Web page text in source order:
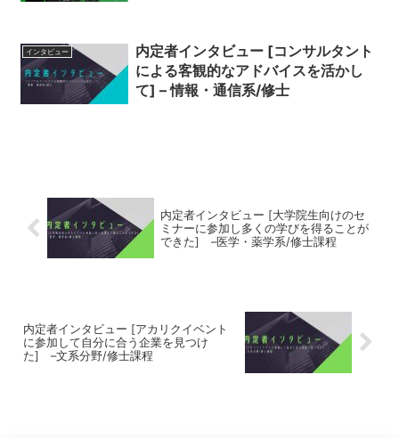
インタビュー
内定者インタビュー [コンサルタント
による客観的なアドバイスを活かし
て] – 情報・通信系/修士
内定者インタビュー [大学院生向けのセ
ミナーに参加し多くの学びを得ることが
できた] –医学・薬学系/修士課程
内定者インタビュー [アカリクイベント
に参加して自分に合う企業を見つけ
た] –文系分野/修士課程